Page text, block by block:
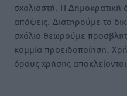
σχολιαστή. Η Δημοκρατική
απόψεις. Διατηρούμε το
σχόλια θεωρούμε
καμμία προειδοποίηση.
όρους χρήσης